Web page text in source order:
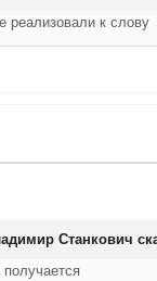
реализовали к слову
Станкович